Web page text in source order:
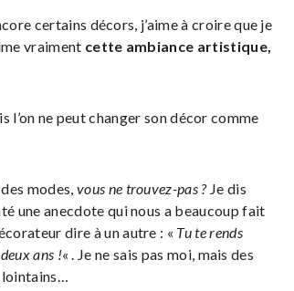
certains décors, j’aime à croire que je
vraiment cette ambiance artistique,
l’on ne peut changer son décor comme
modes, vous ne trouvez-pas ?Je dis
une anecdote qui nous a beaucoup fait
dire à un autre : « Tu te rends
ans !« . Je ne sais pas moi, mais des